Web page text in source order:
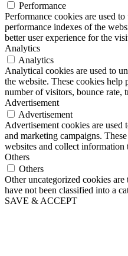
Performance
Performance cookies are used
performance indexes of the
better user experience for the
Analytics
Analytics
Analytical cookies are used to
the website. These cookies
number of visitors, bounce rate,
Advertisement
Advertisement
Advertisement cookies are
and marketing campaigns.
websites and collect information
Others
Others
Other uncategorized cookies are
have not been classified into a
SAVE & ACCEPT